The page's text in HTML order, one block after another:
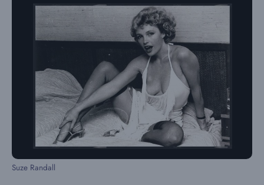
Suze Randall